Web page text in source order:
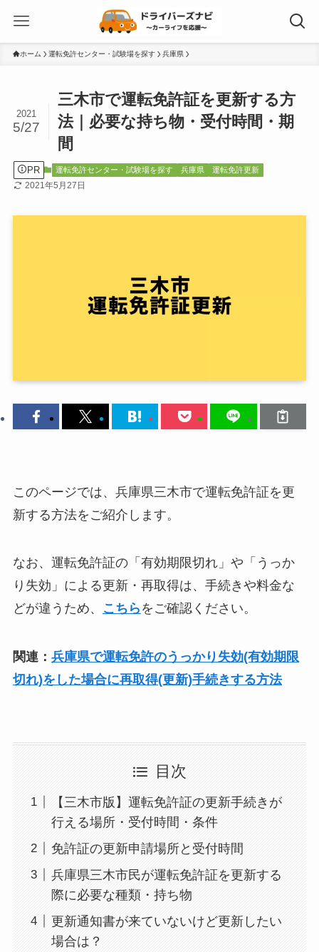
ホーム 運転免許センター・試験場を探す 兵庫県
三木市で運転免許証を更新する方
法｜必要な持ち物・受付時間・期
間
2021
5/27
PR 運転免許センター・試験場を探す 兵庫県 運転免許更新
2021年5月27日
このページでは、兵庫県三木市で運転免許証を更
新する方法をご紹介します。
なお、運転免許証の「有効期限切れ」や「うっか
り失効」による更新・再取得は、手続きや料金な
どが違うため、
こちら をご確認ください。
関連： 兵庫県で運転免許のうっかり失効(有効期限
切れ)をした場合に再取得(更新)手続きする方法
目次
【三木市版】運転免許証の更新手続きが
行える場所・受付時間・条件
免許証の更新申請場所と受付時間
兵庫県三木市民が運転免許証を更新する
際に必要な種類・持ち物
更新通知書が来ていないけど更新したい
場合は？